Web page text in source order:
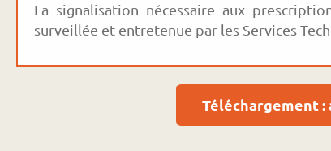
La signalisation nécessaire aux
surveillée et entretenue par les Services
Téléchargement :